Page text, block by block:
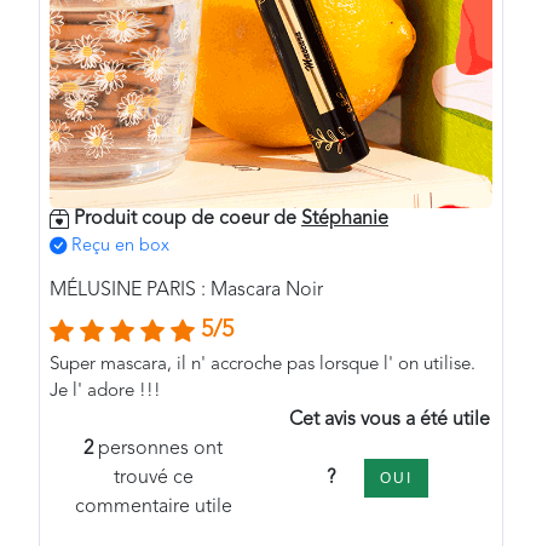
Produit coup de coeur de Stéphanie
Reçu en box
MÉLUSINE PARIS : Mascara Noir
5/5
Super mascara, il n' accroche pas lorsque l' on utilise.
Je l' adore !!!
2personnes ont
trouvé ce
commentaire utile
Cet avis vous a été utile
? OUI